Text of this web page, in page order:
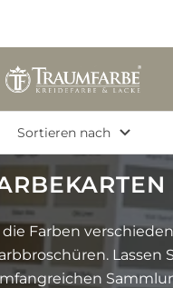
Traumfarbe.com
Sortieren nach
Farben
Lassen